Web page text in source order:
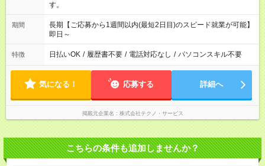
す。
期間
長期【ご応募から1週間以内(最短2日目)のスピード就業が可能】
即日～
特徴 日払いOK / 履歴書不要 / 電話対応なし / パソコンスキル不要
気になる！ 応募する 詳細へ
掲載元企業名 株式会社テクノ・サービス
こちらの条件も追加しませんか？